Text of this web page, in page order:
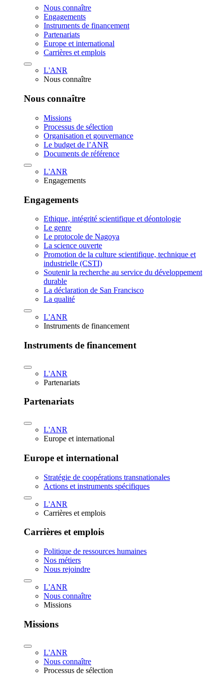
Nous connaître
Engagements
Instruments de financement
Partenariats
Europe et international
Carrières et emplois
L'ANR
Nous connaître
Nous connaître
Missions
Processus de sélection
Organisation et gouvernance
Le budget de l’ANR
Documents de référence
L'ANR
Engagements
Engagements
Ethique, intégrité scientifique et déontologie
Le genre
Le protocole de Nagoya
La science ouverte
Promotion de la culture scientifique, technique et
industrielle (CSTI)
Soutenir la recherche au service du développement
durable
La déclaration de San Francisco
La qualité
L'ANR
Instruments de financement
Instruments de financement
L'ANR
Partenariats
Partenariats
L'ANR
Europe et international
Europe et international
Stratégie de coopérations transnationales
Actions et instruments spécifiques
L'ANR
Carrières et emplois
Carrières et emplois
Politique de ressources humaines
Nos métiers
Nous rejoindre
L'ANR
Nous connaître
Missions
Missions
L'ANR
Nous connaître
Processus de sélection